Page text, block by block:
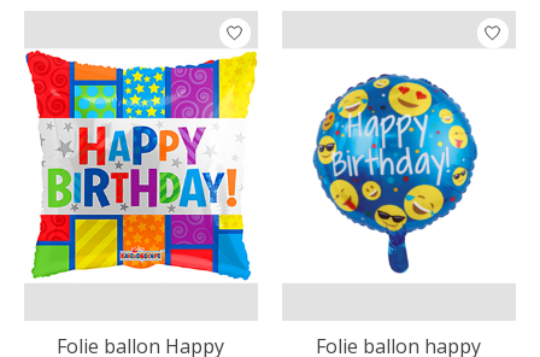
Folie ballon Happy
Folie ballon happy